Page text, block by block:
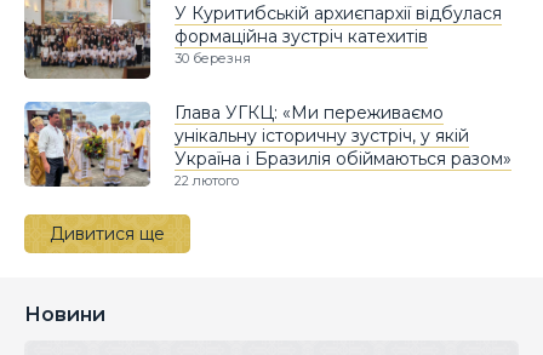
У Куритибській архиєпархії відбулася
формаційна зустріч катехитів
30 березня
Глава УГКЦ: «Ми переживаємо
унікальну історичну зустріч, у якій
Україна і Бразилія обіймаються разом»
22 лютого
Дивитися ще
Новини